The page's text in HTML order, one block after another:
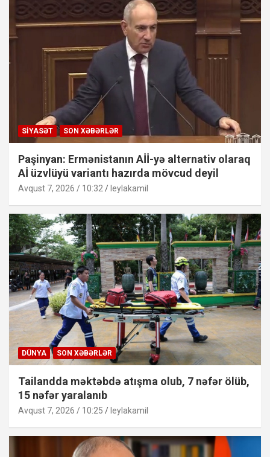
SIYASƏT SON XƏBƏRLƏR
Paşinyan: Ermənistanın Aİİ-yə alternativ olaraq
Aİ üzvlüyü variantı hazırda mövcud deyil
Avqust 7, 2026 / 10:32 leylakamil
DÜNYA SON XƏBƏRLƏR
Tailandda məktəbdə atışma olub, 7 nəfər ölüb,
15 nəfər yaralanıb
Avqust 7, 2026 / 10:25 leylakamil